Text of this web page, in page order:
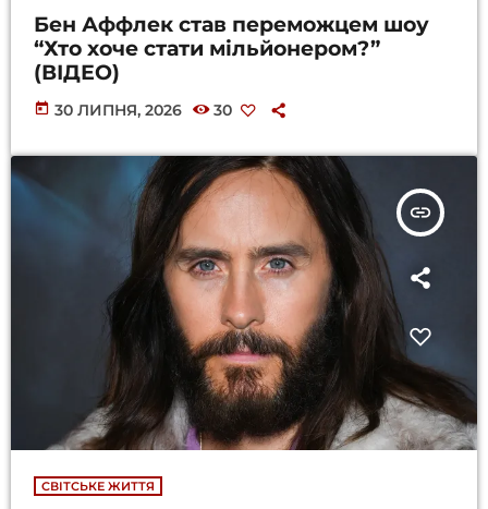
Бен Аффлек став переможцем шоу
“Хто хоче стати мільйонером?”
(ВІДЕО)
today 30 ЛИПНЯ, 2026 30
insert_link
СВІТСЬКЕ ЖИТТЯ